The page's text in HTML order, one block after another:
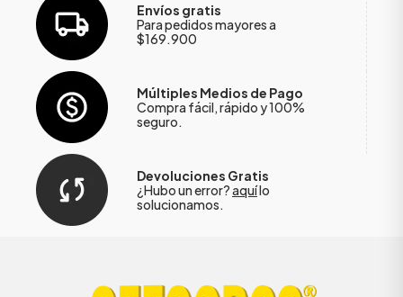
Envíos gratis
Para pedidos mayores a
$169.900
Múltiples Medios de Pago
Compra fácil, rápido y 100%
seguro.
Devoluciones Gratis
¿Hubo un error?aquílo
solucionamos.